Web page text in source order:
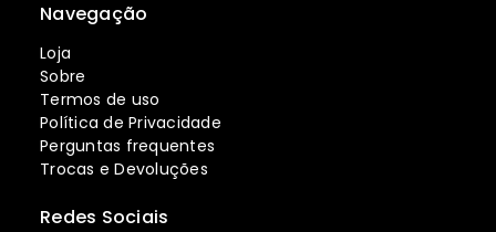
Navegação
Loja
Sobre
Termos de uso
Política de Privacidade
Perguntas frequentes
Trocas e Devoluções
Redes Sociais